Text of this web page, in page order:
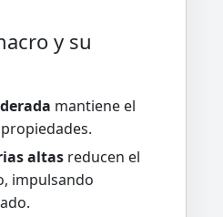
y su
mantiene el
altas reducen el
impulsando